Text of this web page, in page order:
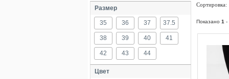
Размер
35 36 37 37.5
38 39 40 41
42 43 44
Цвет
Показано 1 -